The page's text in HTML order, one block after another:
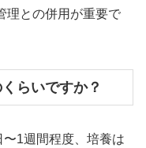
理との併用が重要で
らいですか？
1週間程度、培養は